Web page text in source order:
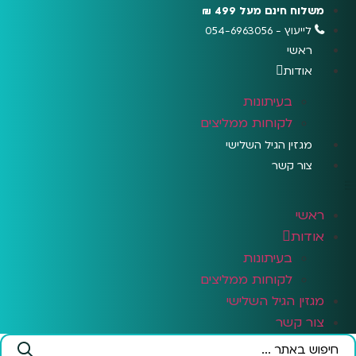
לתוכן
משלוח חינם מעל 499 ₪
לייעוץ - 054-6963056
ראשי
אודות
בעיתונות
לקוחות ממליצים
מגזין הגיל השלישי
צור קשר
ראשי
אודות
בעיתונות
לקוחות ממליצים
מגזין הגיל השלישי
צור קשר
Search